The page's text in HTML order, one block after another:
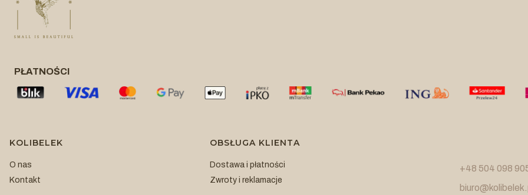
PŁATNOŚCI
Linki w stopce
KOLIBELEK
O nas
Kontakt
OBSŁUGA KLIENTA
Dostawa i płatności
Zwroty i reklamacje
+48 504 098